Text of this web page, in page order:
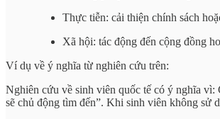
Thực tiễn: cải thiện chính sách
Xã hội: tác động đến cộng đồng
Ví dụ về ý nghĩa từ nghiên cứu trên:
Nghiên cứu về sinh viên quốc tế có ý nghĩa vì:
sẽ chủ động tìm đến”. Khi sinh viên không sử